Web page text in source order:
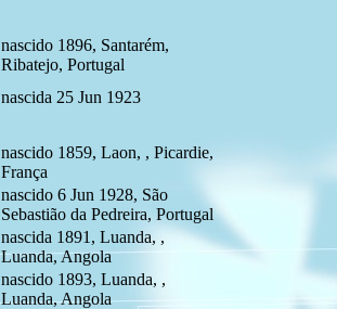
nascido 1896, Santarém,
Ribatejo, Portugal
nascida 25 Jun 1923
nascido 1859, Laon, , Picardie,
França
nascido 6 Jun 1928, São
Sebastião da Pedreira, Portugal
nascida 1891, Luanda, ,
Luanda, Angola
nascido 1893, Luanda, ,
Luanda, Angola